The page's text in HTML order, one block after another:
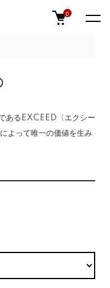
0
あるEXCEED〈エクシー
よって唯一の価値を生み